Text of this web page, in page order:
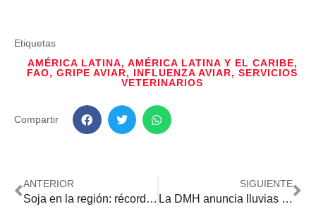
Etiquetas
AMÉRICA LATINA, AMÉRICA LATINA Y EL CARIBE,
FAO, GRIPE AVIAR, INFLUENZA AVIAR, SERVICIOS
VETERINARIOS
Compartir
ANTERIOR
Soja en la región: récord en Brasil y la peor campaña argentina de los últimos 14 años
SIGUIENTE
La DMH anuncia lluvias y tormentas eléctricas para 13 departamentos